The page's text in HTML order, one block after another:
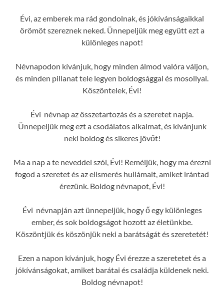
Évi, az emberek ma rád gondolnak, és jókívánságaikkal
örömöt szereznek neked. Ünnepeljük meg együtt ezt a
különleges napot!
Névnapodon kívánjuk, hogy minden álmod valóra váljon,
és minden pillanat tele legyen boldogsággal és mosollyal.
Köszöntelek, Évi!
Évi névnap az összetartozás és a szeretet napja.
Ünnepeljük meg ezt a csodálatos alkalmat, és kívánjunk
neki boldog és sikeres jövőt!
Ma a nap a te neveddel szól, Évi! Reméljük, hogy ma érezni
fogod a szeretet és az elismerés hullámait, amiket irántad
érezünk. Boldog névnapot, Évi!
Évi névnapján azt ünnepeljük, hogy ő egy különleges
ember, és sok boldogságot hozott az életünkbe.
Köszöntjük és köszönjük neki a barátságát és szeretetét!
Ezen a napon kívánjuk, hogy Évi érezze a szeretetet és a
jókívánságokat, amiket barátai és családja küldenek neki.
Boldog névnapot!